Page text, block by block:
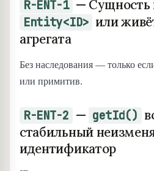
R-ENT-1 — Сущность
Entity<ID> или
агрегата
Без наследования — только
или примитив.
R-ENT-2 — getId()
стабильный
идентификатор